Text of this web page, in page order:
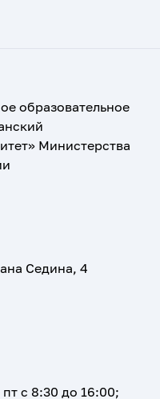
образовательное
Министерства
Седина, 4
с 8:30 до 16:00;